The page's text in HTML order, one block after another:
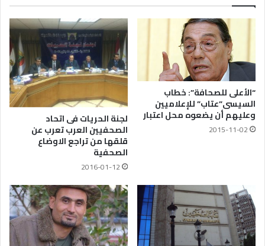
“الأعلى للصحافة”: خطاب
السيسى”عتاب” للإعلاميين
وعليهم أن يضعوه محل اعتبار
2015-11-02
لجنة الحريات فى اتحاد
الصحفيين العرب تعرب عن
قلقها من تراجع الاوضاع
الصحفية
2016-01-12